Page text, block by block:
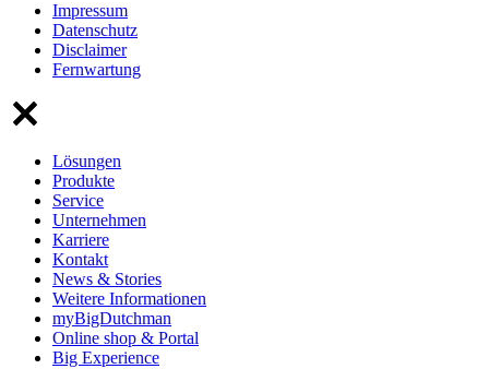
Impressum
Datenschutz
Disclaimer
Fernwartung
Lösungen
Produkte
Service
Unternehmen
Karriere
Kontakt
News & Stories
Weitere Informationen
myBigDutchman
Online shop & Portal
Big Experience